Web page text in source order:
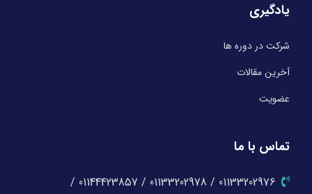
یادگیری
شرکت در دوره ها
آخرین مقالات
عضویت
تماس با ما
01133202976 / 01133202978 / 01144423857 /